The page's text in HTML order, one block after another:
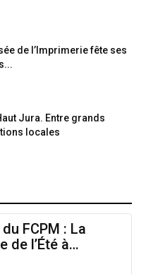
de l’Imprimerie fête ses
Jura. Entre grands
locales
FCPM : La
de l’Été à